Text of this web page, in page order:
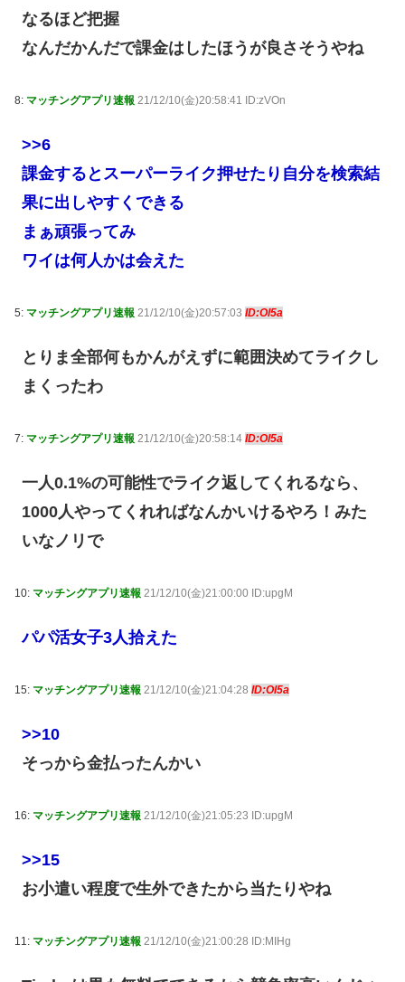
なるほど把握
なんだかんだで課金はしたほうが良さそうやね
8: マッチングアプリ速報 21/12/10(金)20:58:41 ID:zVOn
>>6
課金するとスーパーライク押せたり自分を検索結
果に出しやすくできる
まぁ頑張ってみ
ワイは何人かは会えた
5: マッチングアプリ速報 21/12/10(金)20:57:03 ID:Ol5a
とりま全部何もかんがえずに範囲決めてライクし
まくったわ
7: マッチングアプリ速報 21/12/10(金)20:58:14 ID:Ol5a
一人0.1%の可能性でライク返してくれるなら、
1000人やってくれればなんかいけるやろ！みた
いなノリで
10: マッチングアプリ速報 21/12/10(金)21:00:00 ID:upgM
パパ活女子3人拾えた
15: マッチングアプリ速報 21/12/10(金)21:04:28 ID:Ol5a
>>10
そっから金払ったんかい
16: マッチングアプリ速報 21/12/10(金)21:05:23 ID:upgM
>>15
お小遣い程度で生外できたから当たりやね
11: マッチングアプリ速報 21/12/10(金)21:00:28 ID:MIHg